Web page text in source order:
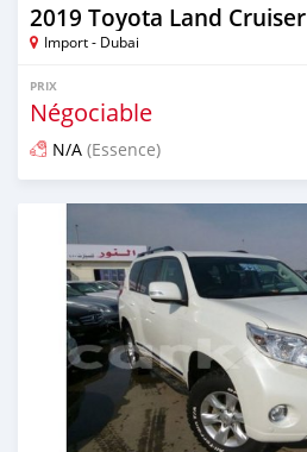
2019 Toyota Land Cruiser
Import - Dubai
PRIX
Négociable
N/A (Essence)
Publié il y a plus de 6 ans